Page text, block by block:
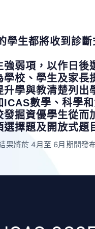
學生都將收到診
強弱項，以作日後
學校、學生及家
升學與教清楚列
ICAS數學、科學
發掘資優學生從而
選擇題及開放式題
果將於 4月至 6月期間發